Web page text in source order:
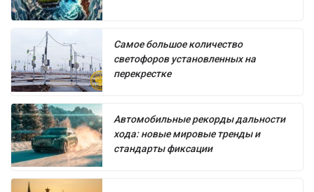
Самое большое количество
светофоров установленных на
перекрестке
Автомобильные рекорды дальности
хода: новые мировые тренды и
стандарты фиксации